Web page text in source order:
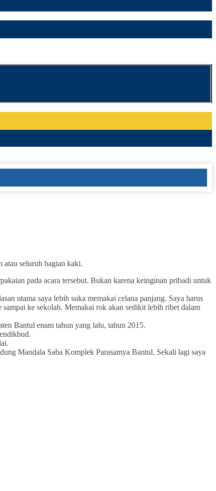
atau seluruh bagian kaki.
pada acara tersebut. Bukan karena keinginan pribadi untuk
utama saya lebih suka memakai celana panjang. Saya harus
ke sekolah. Memakai rok akan sedikit lebih ribet dalam
Bantul enam tahun yang lalu, tahun 2015.
Mandala Saba Komplek Parasamya Bantul. Sekali lagi saya